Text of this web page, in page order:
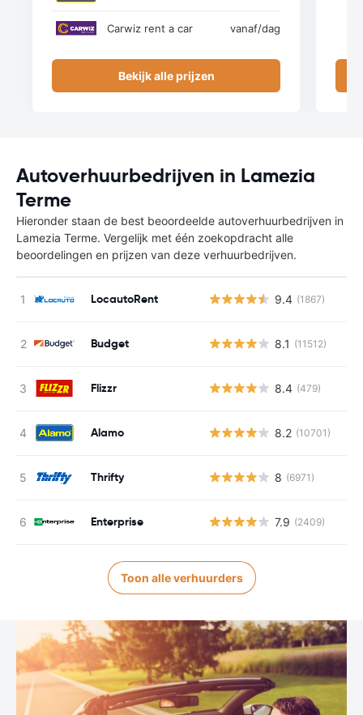
Carwiz rent a car vanaf/dag
Bekijk alle prijzen
Autoverhuurbedrijven in Lamezia
Terme
Hieronder staan de best beoordeelde autoverhuurbedrijven in
Lamezia Terme. Vergelijk met één zoekopdracht alle
beoordelingen en prijzen van deze verhuurbedrijven.
LocautoRent 9.4 (1867)
Budget 8.1 (11512)
Flizzr 8.4 (479)
Alamo 8.2 (10701)
Thrifty 8 (6971)
Enterprise 7.9 (2409)
Toon alle verhuurders